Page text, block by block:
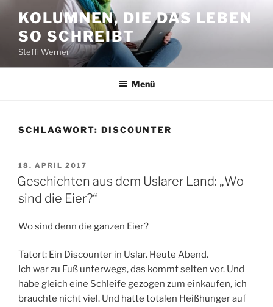
Inhalt
springen
KOLUMNEN, DIE DAS LEBEN
SO SCHREIBT
Steffi Werner
Menü
SCHLAGWORT: DISCOUNTER
VERÖFFENTLICHT
AM
18. APRIL 2017
Geschichten aus dem Uslarer Land: „Wo
sind die Eier?“
Wo sind denn die ganzen Eier?
Tatort: Ein Discounter in Uslar. Heute Abend.
Ich war zu Fuß unterwegs, das kommt selten vor. Und
habe gleich eine Schleife gezogen zum einkaufen, ich
brauchte nicht viel. Und hatte totalen Heißhunger auf